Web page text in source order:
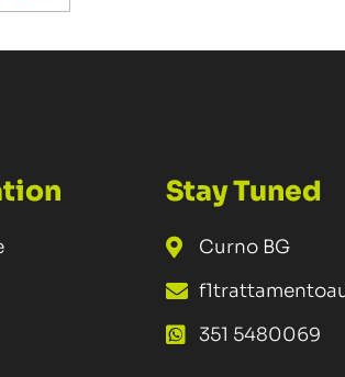
Stay Tuned
Curno BG
351 5480069